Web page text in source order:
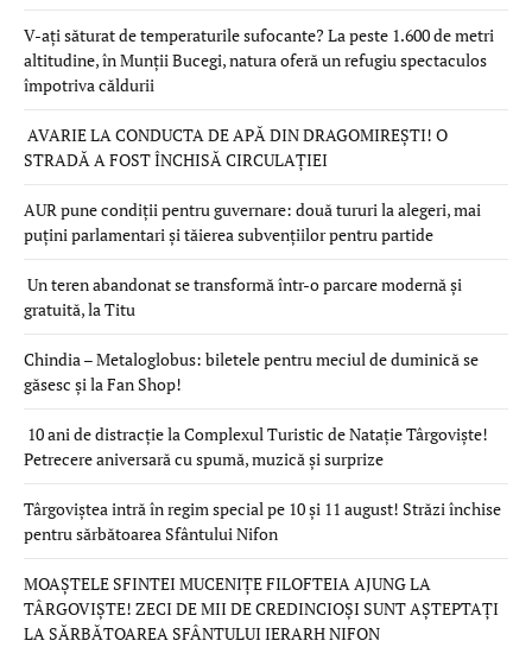
V-ați săturat de temperaturile sufocante? La peste 1.600 de metri
altitudine, în Munții Bucegi, natura oferă un refugiu spectaculos
împotriva căldurii
AVARIE LA CONDUCTA DE APĂ DIN DRAGOMIREȘTI! O
STRADĂ A FOST ÎNCHISĂ CIRCULAȚIEI
AUR pune condiții pentru guvernare: două tururi la alegeri, mai
puțini parlamentari și tăierea subvențiilor pentru partide
Un teren abandonat se transformă într-o parcare modernă și
gratuită, la Titu
Chindia – Metaloglobus: biletele pentru meciul de duminică se
găsesc și la Fan Shop!
10 ani de distracție la Complexul Turistic de Natație Târgoviște!
Petrecere aniversară cu spumă, muzică și surprize
Târgoviștea intră în regim special pe 10 și 11 august! Străzi închise
pentru sărbătoarea Sfântului Nifon
MOAȘTELE SFINTEI MUCENIȚE FILOFTEIA AJUNG LA
TÂRGOVIȘTE! ZECI DE MII DE CREDINCIOȘI SUNT AȘTEPTAȚI
LA SĂRBĂTOAREA SFÂNTULUI IERARH NIFON